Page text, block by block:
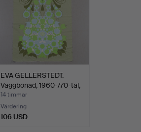
EVA GELLERSTEDT.
Väggbonad, 1960-/70-tal,
…
14 timmar
Värdering
106 USD